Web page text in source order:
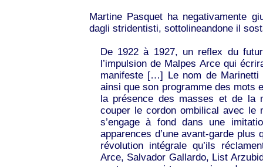
Martine Pasquet ha negativamente
dagli stridentisti, sottolineandone il
De 1922 à 1927, un reflex du
l’impulsion de Malpes Arce qui
manifeste […] Le nom de
ainsi que son programme des mots
la présence des masses et de la
couper le cordon ombilical avec le
s’engage à fond dans une
apparences d’une avant-garde plus
révolution intégrale qu’ils
Arce, Salvador Gallardo, List